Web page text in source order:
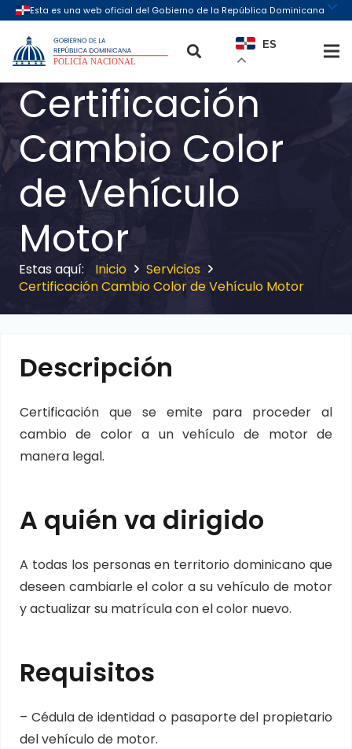
ES
Certificación
Cambio Color
de Vehículo
Motor
Inicio
Servicios
Certificación Cambio Color de Vehículo Motor
Descripción
Certificación que se emite para proceder al
cambio de color a un vehículo de motor de
manera legal.
A quién va dirigido
A todas los personas en territorio dominicano que
deseen cambiarle el color a su vehículo de motor
y actualizar su matrícula con el color nuevo.
Requisitos
– Cédula de identidad o pasaporte del propietario
del vehículo de motor.